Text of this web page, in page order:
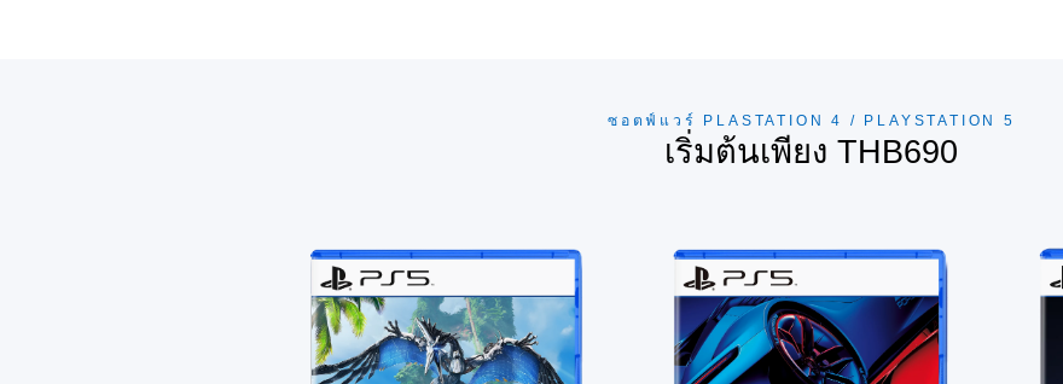
ซอตฟ์แวร์ PLASTATION 4 / PLAYSTATION 5
เริ่มต้นเพียง THB690